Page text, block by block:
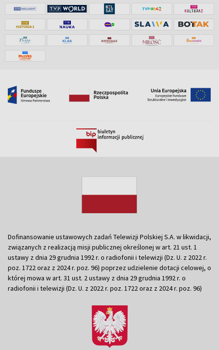
Dofinansowanie ustawowych zadań Telewizji Polskiej S.A. w likwidacji,
związanych z realizacją misji publicznej określonej w art. 21 ust. 1
ustawy z dnia 29 grudnia 1992 r. o radiofonii i telewizji (Dz. U. z 2022 r.
poz. 1722 oraz z 2024 r. poz. 96) poprzez udzielenie dotacji celowej, o
której mowa w art. 31 ust. 2 ustawy z dnia 29 grudnia 1992 r. o
radiofonii i telewizji (Dz. U. z 2022 r. poz. 1722 oraz z 2024 r. poz. 96)